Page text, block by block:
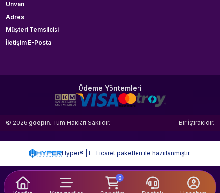
0
Unvan
Adres
Müşteri Temsilcisi
İletişim E-Posta
Ödeme Yöntemleri
© 2026 goepin. Tüm Hakları Saklıdır. Bir İştirakidir.
Hyper® | E-Ticaret paketleri ile hazırlanmıştır.